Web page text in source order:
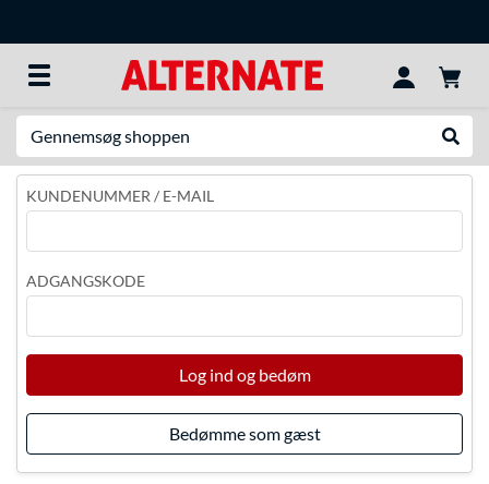
KUNDENUMMER / E-MAIL
ADGANGSKODE
Log ind og bedøm
Bedømme som gæst